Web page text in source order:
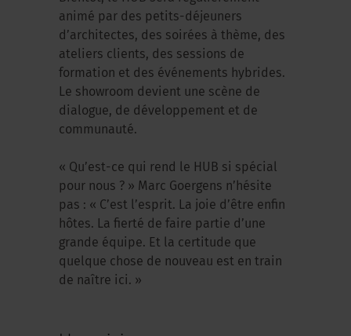
animé par des petits-déjeuners
d’architectes, des soirées à thème, des
ateliers clients, des sessions de
formation et des événements hybrides.
Le showroom devient une scène de
dialogue, de développement et de
communauté.
« Qu’est-ce qui rend le HUB si spécial
pour nous ? » Marc Goergens n’hésite
pas : « C’est l’esprit. La joie d’être enfin
hôtes. La fierté de faire partie d’une
grande équipe. Et la certitude que
quelque chose de nouveau est en train
de naître ici. »